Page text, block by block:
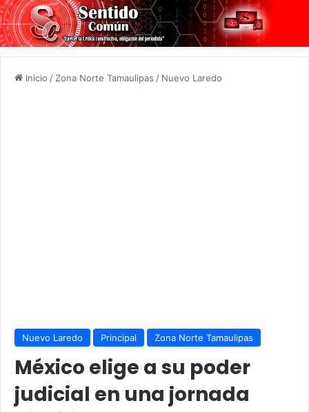
Inicio / Zona Norte Tamaulipas / Nuevo Laredo
Nuevo Laredo Principal Zona Norte Tamaulipas
México elige a su poder
judicial en una jornada